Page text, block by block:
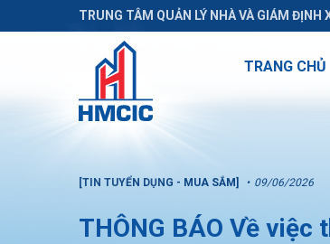
TRUNG TÂM QUẢN LÝ NHÀ VÀ GIÁM ĐỊNH
TRANG CHỦ
[TIN TUYỂN DỤNG - MUA SẮM] 09/06/2026
THÔNG BÁO Về